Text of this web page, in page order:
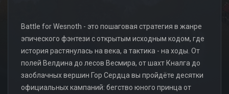
Battle for Wesnoth - это пошаговая стратегия в жанре
эпического фэнтези с открытым исходным кодом, где
история растянулась на века, а тактика - на ходы. От
полей Велдина до лесов Весмира, от шахт Кналга до
заоблачных вершин Гор Сердца вы пройдёте десятки
официальных кампаний: бегство юного принца от